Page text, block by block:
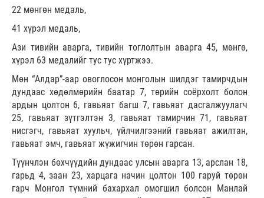
22 мөнгөн медаль,
41 хүрэл медаль,
Ази тивийн аварга, тивийн тоглолтын аварга 45, мөнгө,
хүрэл 63 медалийг тус тус хүртжээ.
Мөн “Алдар”-аар овоглосон монголын шилдэг тамирчдын
дундаас хөдөлмөрийн баатар 7, төрийн соёрхолт болон
ардын цолтон 6, гавьяат багш 7, гавьяат дасгалжуулагч
25, гавьяат зүтгэлтэн 3, гавьяат тамирчин 71, гавьяат
нисгэгч, гавьяат хуульч, үйлчилгээний гавьяат ажилтан,
гавьяат эмч, гавьяат жүжигчин төрөн гарсан.
Түүнчлэн бөхчүүдийн дундаас улсын аварга 13, арслан 18,
гарьд 4, заан 23, харцага начин цолтон 100 гаруй төрөн
гарч Монгол түмний бахархал омогшил болсон Манлай